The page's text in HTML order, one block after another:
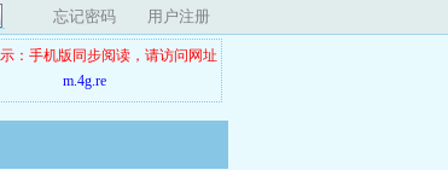
忘记密码 用户注册
：手机版同步阅读，请访问网址
m.4g.re